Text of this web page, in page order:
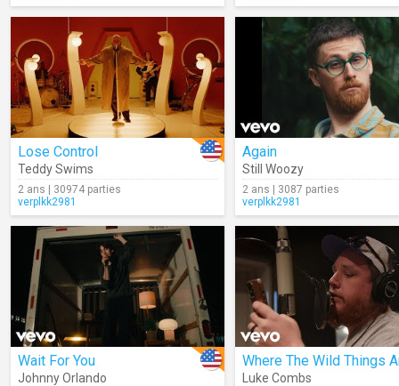
Lose Control
Teddy Swims
2 ans | 30974 parties
verplkk2981
Again
Still Woozy
2 ans | 3087 parties
verplkk2981
Wait For You
Johnny Orlando
Where The Wild Things
Luke Combs